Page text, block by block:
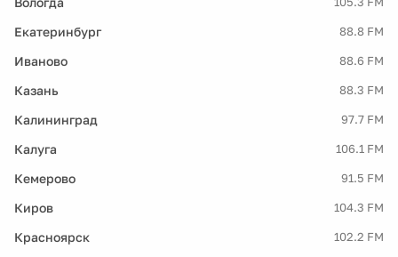
Екатеринбург 88.8 FM
Иваново 88.6 FM
Казань 88.3 FM
Калининград 97.7 FM
Калуга 106.1 FM
Кемерово 91.5 FM
Киров 104.3 FM
Красноярск 102.2 FM